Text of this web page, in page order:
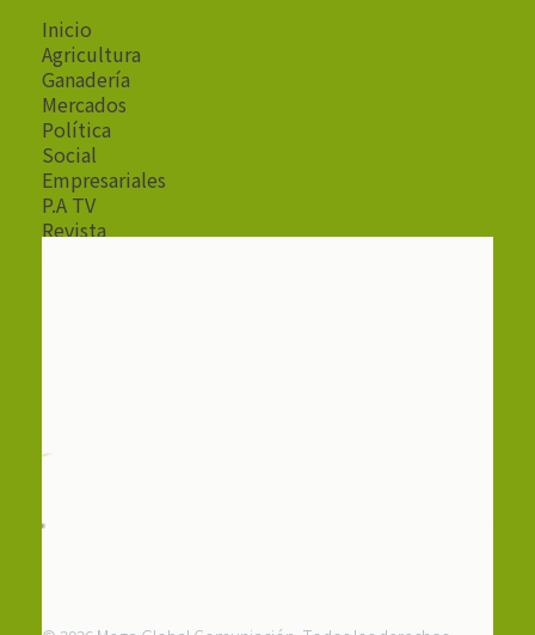
Inicio
Agricultura
Ganadería
Mercados
Política
Social
Empresariales
P.A TV
Revista